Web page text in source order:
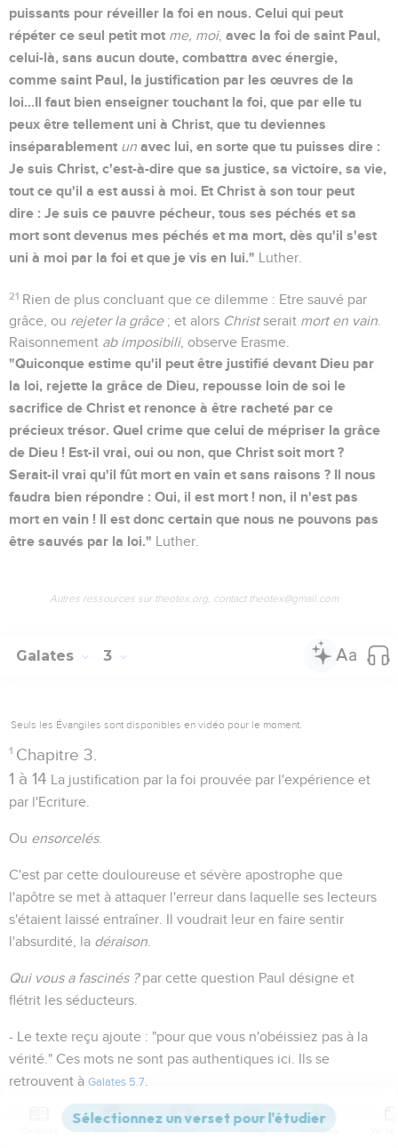
puissants pour réveiller la foi en nous. Celui qui peut
répéter ce seul petit mot me, moi, avec la foi de saint Paul,
celui-là, sans aucun doute, combattra avec énergie,
comme saint Paul, la justification par les œuvres de la
loi...Il faut bien enseigner touchant la foi, que par elle tu
peux être tellement uni à Christ, que tu deviennes
inséparablement un avec lui, en sorte que tu puisses dire :
Je suis Christ, c'est-à-dire que sa justice, sa victoire, sa vie,
tout ce qu'il a est aussi à moi. Et Christ à son tour peut
dire : Je suis ce pauvre pécheur, tous ses péchés et sa
mort sont devenus mes péchés et ma mort, dès qu'il s'est
uni à moi par la foi et que je vis en lui." Luther.
21 Rien de plus concluant que ce dilemme : Etre sauvé par
grâce, ou rejeter la grâce; et alors Christserait mort en vain
Raisonnement ab imposibili, observe Erasme.
"Quiconque estime qu'il peut être justifié devant Dieu par
la loi, rejette la grâce de Dieu, repousse loin de soi le
sacrifice de Christ et renonce à être racheté par ce
précieux trésor. Quel crime que celui de mépriser la grâce
de Dieu ! Est-il vrai, oui ou non, que Christ soit mort ?
Serait-il vrai qu'il fût mort en vain et sans raisons ? Il nous
faudra bien répondre : Oui, il est mort ! non, il n'est pas
mort en vain ! Il est donc certain que nous ne pouvons pas
être sauvés par la loi." Luther.
Autres ressources sur theotex.org, contact theotex@gmail.com
Galates 3
Seuls les Évangiles sont disponibles en vidéo pour le moment.
1 Chapitre 3.
1 à 14 La justification par la foi prouvée par l'expérience et
par l'Ecriture.
Ou ensorcelés.
C'est par cette douloureuse et sévère apostrophe que
l'apôtre se met à attaquer l'erreur dans laquelle ses lecteurs
s'étaient laissé entraîner. Il voudrait leur en faire sentir
l'absurdité, la déraison
Qui vous a fascinés ?par cette question Paul désigne et
flétrit les séducteurs.
- Le texte reçu ajoute : "pour que vous n'obéissiez pas à la
vérité." Ces mots ne sont pas authentiques ici. Ils se
retrouvent à Galates 5.7
Paul, par sa prédication puissante et vivante de Jésus-Christ,
Versions Commentaires Strong